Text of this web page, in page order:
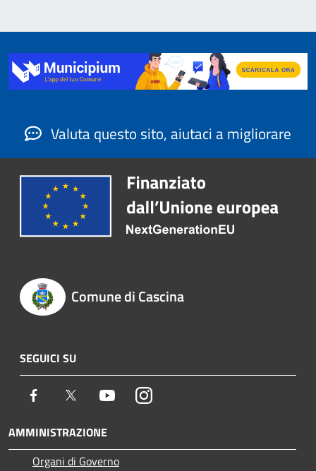
Valuta questo sito, aiutaci a migliorare
Comune di Cascina
SEGUICI SU
Facebook Twitter YoutubeInstagram
AMMINISTRAZIONE
Organi di Governo